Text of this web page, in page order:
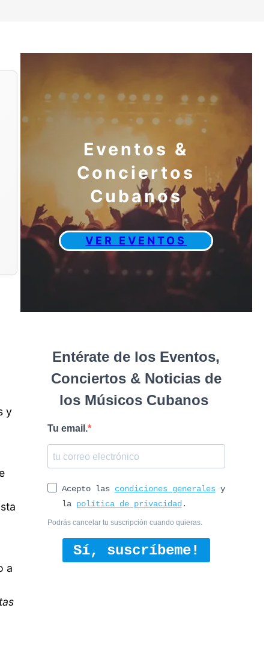
y
a
Eventos &
Conciertos
Cubanos
VER EVENTOS
Entérate de los Eventos,
Conciertos & Noticias de
los Músicos Cubanos
Tu email.
Acepto las condiciones generalesy
la política de privacidad.
Podrás cancelar tu suscripción cuando quieras.
Sí, suscríbeme!